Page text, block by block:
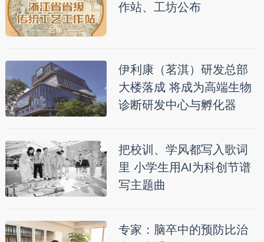
作站、工坊公布
伊利康（茗淇）研发总部
大楼落成 将成为高端生物
诊断研发中心与孵化器
把校训、学风都写入歌词
里 小学生用AI为科创节谱
写主题曲
专家：脑卒中的预防比治